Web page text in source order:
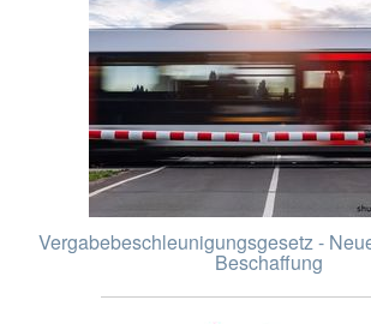
Vergabebeschleunigungsgesetz -
Beschaffung